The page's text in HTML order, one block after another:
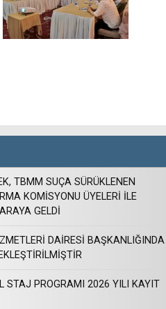
TBMM SUÇA SÜRÜKLENEN
KOMİSYONU ÜYELERİ İLE
GELDİ
DAİRESİ BAŞKANLIĞINDA
STAJ PROGRAMI 2026 YILI KAYIT